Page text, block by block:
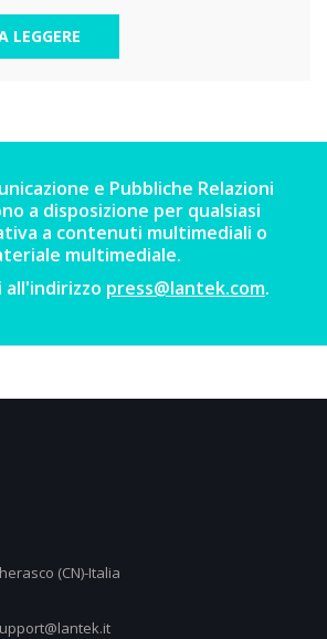
LEGGERE
e Pubbliche Relazioni
a disposizione per qualsiasi
a contenuti multimediali o
multimediale.
press@lantek.com.
(CN)-Italia